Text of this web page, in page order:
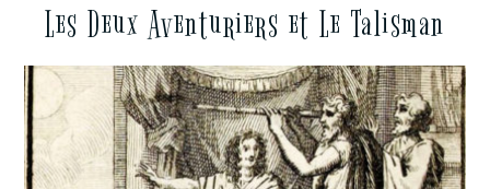
Les Deux Aventuriers et Le Talisman